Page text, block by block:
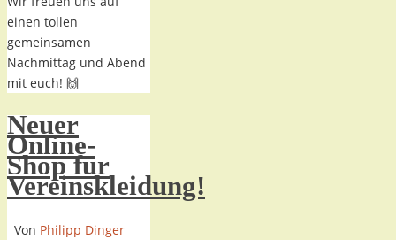
einen tollen
gemeinsamen
Nachmittag und Abend
mit euch! 🙌
Neuer
Online-
Shop für
Vereinskleidung!
Von Philipp Dinger